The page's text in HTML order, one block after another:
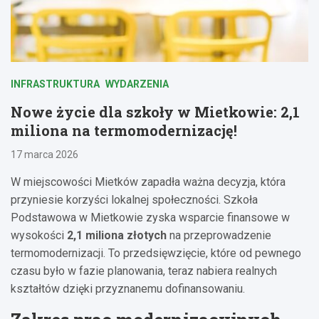
INFRASTRUKTURA WYDARZENIA
Nowe życie dla szkoły w Mietkowie: 2,1
miliona na termomodernizację!
17 marca 2026
W miejscowości Mietków zapadła ważna decyzja, która
przyniesie korzyści lokalnej społeczności. Szkoła
Podstawowa w Mietkowie zyska wsparcie finansowe w
wysokości 2,1 miliona złotych na przeprowadzenie
termomodernizacji. To przedsięwzięcie, które od pewnego
czasu było w fazie planowania, teraz nabiera realnych
kształtów dzięki przyznanemu dofinansowaniu.